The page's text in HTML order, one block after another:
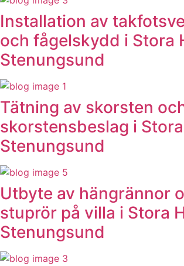
Installation av
och fågelskydd i Stora
Stenungsund
Tätning av skorsten
skorstensbeslag i
Stenungsund
Utbyte av hängrännor
stuprör på villa i Stora
Stenungsund